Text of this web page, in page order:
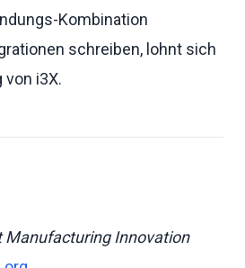
Kombination
schreiben, lohnt sich
von i3X.
Manufacturing Innovation